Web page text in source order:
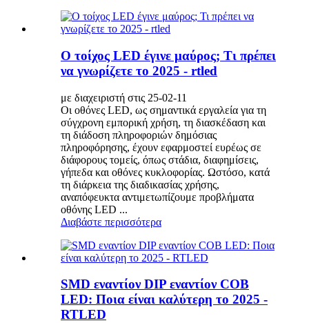
Ο τοίχος LED έγινε μαύρος; Τι πρέπει
να γνωρίζετε το 2025 - rtled
με διαχειριστή στις 25-02-11
Οι οθόνες LED, ως σημαντικά εργαλεία για τη
σύγχρονη εμπορική χρήση, τη διασκέδαση και
τη διάδοση πληροφοριών δημόσιας
πληροφόρησης, έχουν εφαρμοστεί ευρέως σε
διάφορους τομείς, όπως στάδια, διαφημίσεις,
γήπεδα και οθόνες κυκλοφορίας. Ωστόσο, κατά
τη διάρκεια της διαδικασίας χρήσης,
αναπόφευκτα αντιμετωπίζουμε προβλήματα
οθόνης LED ...
Διαβάστε περισσότερα
SMD εναντίον DIP εναντίον COB
LED: Ποια είναι καλύτερη το 2025 -
RTLED